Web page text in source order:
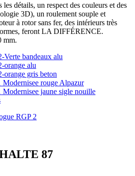
les détails, un respect des couleurs et des
3D), un roulement souple et
à rotor sans fer, des intérieurs très
feront LA DIFFÉRENCE.
mm.
RGP 2
87